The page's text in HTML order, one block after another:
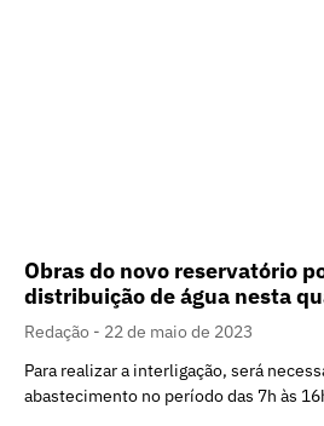
Obras do novo reservatório
distribuição de água nesta
Redação
22 de maio de 2023
Para realizar a interligação, será
abastecimento no período das 7h às